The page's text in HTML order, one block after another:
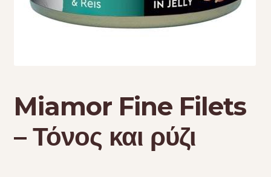
Φροντίδα – Είδη Υγιεινής
Miamor Fine Filets
– Τόνος και ρύζι